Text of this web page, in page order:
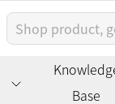
Base